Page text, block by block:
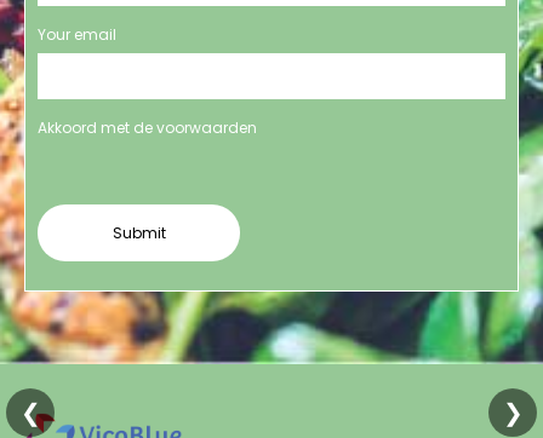
Your email
Akkoord met de voorwaarden
❮ ❯